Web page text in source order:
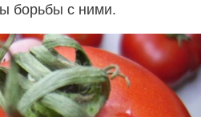
борьбы с ними.